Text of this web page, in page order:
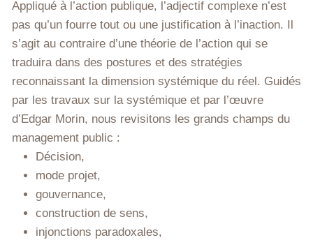
Appliqué à l’action publique, l’adjectif complexe n’est
pas qu’un fourre tout ou une justification à l’inaction. Il
s’agit au contraire d’une théorie de l’action qui se
traduira dans des postures et des stratégies
reconnaissant la dimension systémique du réel. Guidés
par les travaux sur la systémique et par l’œuvre
d’Edgar Morin, nous revisitons les grands champs du
management public :
Décision,
mode projet,
gouvernance,
construction de sens,
injonctions paradoxales,